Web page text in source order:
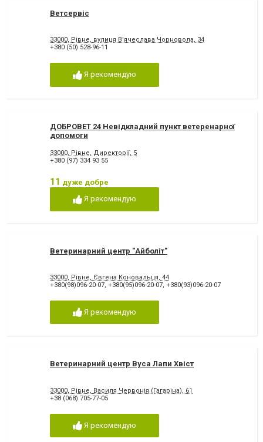
Ветсервіс
33000, Рівне, вулиця В'ячеслава Чорновола, 34
+380 (50) 528-96-11
Я рекомендую
ДОБРОВЕТ 24 Невідкладний пункт ветеренарної
допомоги
33000, Рівне, Директорії, 5
+380 (97) 334 93 55
11 дуже добре
Я рекомендую
Ветеринарний центр "Айболіт"
33000, Рівне, Євгена Коновальця, 44
+380(98)096-20-07, +380(95)096-20-07, +380(93)096-20-07
Я рекомендую
Ветеринарний центр Вуса Лапи Хвіст
33000, Рівне, Василя Червонія (Гагаріна), 61
+38 (068) 705-77-05
Я рекомендую